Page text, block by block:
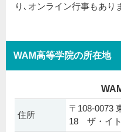
り､オンライン行事もあり
WAM高等学院の所在地
住所
〒108-0073
18 ザ・イ